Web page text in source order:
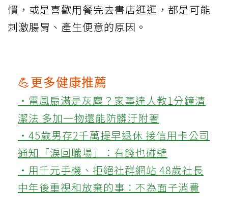
慣，或是喜歡用餐完去書店逛逛，都是可能
刺激腸胃、產生便意的原因。
💪更多健康推薦
‧電風扇滿是灰塵？家事達人教1分鐘清
潔法 多加一物還能防髒汙附著
‧45歲男存2千萬提早退休 接信用卡公司
通知「淚回職場」：有錢也碰壁
‧用千元手機、拒絕社群網站 48歲社長
中年後重視和放棄的事：不為面子消費